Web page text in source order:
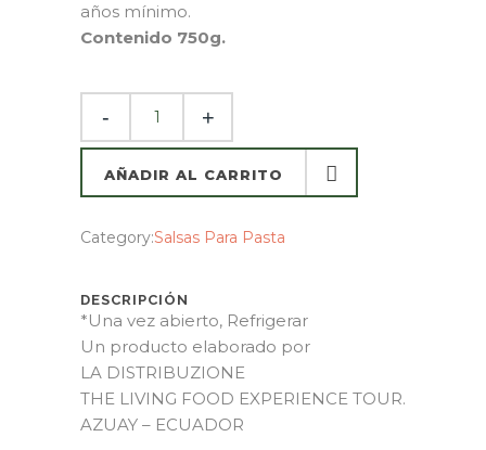
años mínimo.
Contenido 750g.
AÑADIR AL CARRITO
Category:Salsas Para Pasta
DESCRIPCIÓN
*Una vez abierto, Refrigerar
Un producto elaborado por
LA DISTRIBUZIONE
THE LIVING FOOD EXPERIENCE TOUR.
AZUAY – ECUADOR